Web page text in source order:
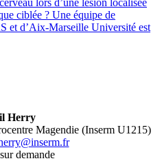
lors d’une lésion localisée
ciblée ? Une équipe de
et d’Aix-Marseille Université est
Herry
Magendie (Inserm U1215)
demande